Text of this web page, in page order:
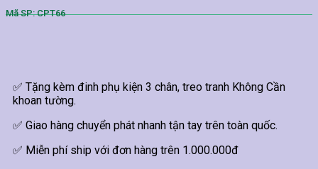
Mã SP: CPT66
✅ Tặng kèm đinh phụ kiện 3 chân, treo tranh Không Cần
khoan tường.
✅ Giao hàng chuyển phát nhanh tận tay trên toàn quốc.
✅ Miễn phí ship với đơn hàng trên 1.000.000đ